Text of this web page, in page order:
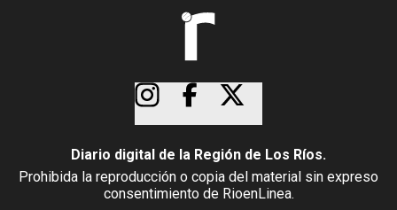
Diario digital de la Región de Los Ríos.
Prohibida la reproducción o copia del material sin expreso
consentimiento de RioenLinea.